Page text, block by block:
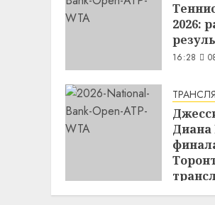
2026:
16:28
Диана
21:00